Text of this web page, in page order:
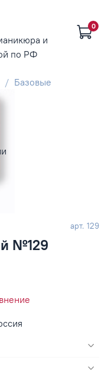
и
по РФ
0
Базовые
арт. 129
№129